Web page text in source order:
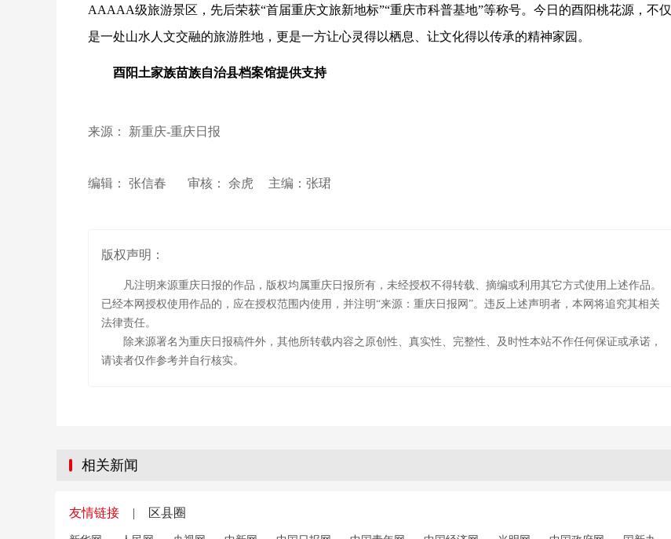
AAAAA级旅游景区，先后荣获“首届重庆文旅新地标”“重庆市科普基地”等称号。今日的酉阳桃花源，不仅
是一处山水人文交融的旅游胜地，更是一方让心灵得以栖息、让文化得以传承的精神家园。
酉阳土家族苗族自治县档案馆提供支持
来源： 新重庆-重庆日报
编辑： 张信春 审核： 余虎 主编：张珺
版权声明：
凡注明来源重庆日报的作品，版权均属重庆日报所有，未经授权不得转载、摘编或利用其它方式使用上述作品。
已经本网授权使用作品的，应在授权范围内使用，并注明“来源：重庆日报网”。违反上述声明者，本网将追究其相关
法律责任。
除来源署名为重庆日报稿件外，其他所转载内容之原创性、真实性、完整性、及时性本站不作任何保证或承诺，
请读者仅作参考并自行核实。
相关新闻
友情链接 | 区县圈